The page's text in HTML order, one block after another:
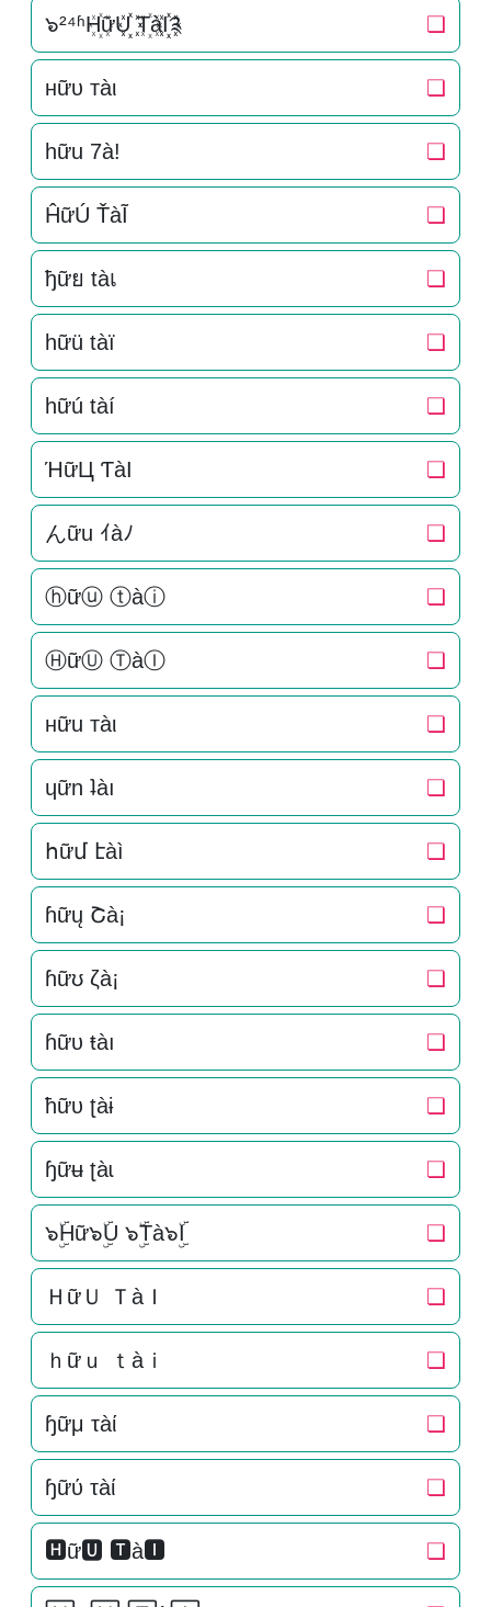
๖²⁴ʱH꙰ữU꙰꙰ T꙰àI꙰꙰༉ ❏
нữυ тàι ❏
hữu 7à! ❏
ĤữÚ ŤàĨ ❏
ђữย tàเ ❏
hữü tàï ❏
hữú tàí ❏
ΉữЦ ƬàI ❏
んữu ｲàﾉ ❏
ⓗữⓤ ⓣàⓘ ❏
ⒽữⓊ ⓉàⒾ ❏
нữu тàι ❏
ɥữn ʇàı ❏
հữմ էàì ❏
ɦữų Շà¡ ❏
ɦữʊ ζà¡ ❏
ɦữυ ŧàı ❏
ħữυ ʈàɨ ❏
ɧữʉ ʈàɩ ❏
๖ۣۜHữ๖ۣۜU ๖ۣۜTà๖ۣۜI ❏
ＨữＵ ＴàＩ ❏
ｈữｕ ｔàｉ ❏
ɧữμ τàί ❏
ɧữύ τàί ❏
🅷ữ🆄 🆃à🅸 ❏